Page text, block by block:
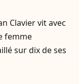
Clavier vit avec
femme
sur dix de ses